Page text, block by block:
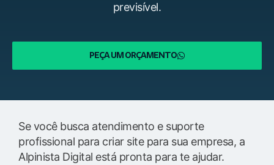
previsível.
PEÇA UM ORÇAMENTO
Se você busca atendimento e suporte
profissional para criar site para sua empresa, a
Alpinista Digital está pronta para te ajudar.